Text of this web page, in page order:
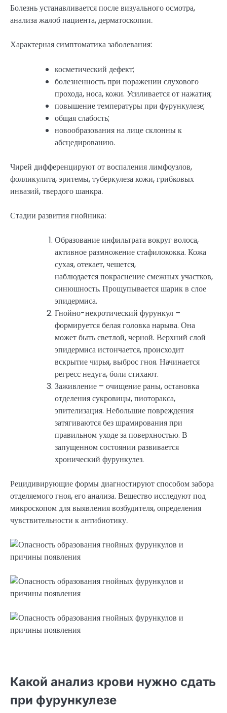
Болезнь устанавливается после визуального осмотра,
анализа жалоб пациента, дерматоскопии.
Характерная симптоматика заболевания:
косметический дефект;
болезненность при поражении слухового
прохода, носа, кожи. Усиливается от нажатия;
повышение температуры при фурункулезе;
общая слабость;
новообразования на лице склонны к
абсцедированию.
Чирей дифференцируют от воспаления лимфоузлов,
фолликулита, эритемы, туберкулеза кожи, грибковых
инвазий, твердого шанкра.
Стадии развития гнойника:
Образование инфильтрата вокруг волоса,
активное размножение стафилококка. Кожа
сухая, отекает, чешется,
наблюдается покраснение смежных участков,
синюшность. Прощупывается шарик в слое
эпидермиса.
Гнойно-некротический фурункул –
формируется белая головка нарыва. Она
может быть светлой, черной. Верхний слой
эпидермиса истончается, происходит
вскрытие чирья, выброс гноя. Начинается
регресс недуга, боли стихают.
Заживление – очищение раны, остановка
отделения сукровицы, пиоторакса,
эпителизация. Небольшие повреждения
затягиваются без шрамирования при
правильном уходе за поверхностью. В
запущенном состоянии развивается
хронический фурункулез.
Рецидивирующие формы диагностируют способом забора
отделяемого гноя, его анализа. Вещество исследуют под
микроскопом для выявления возбудителя, определения
чувствительности к антибиотику.
Какой анализ крови нужно сдать
при фурункулезе